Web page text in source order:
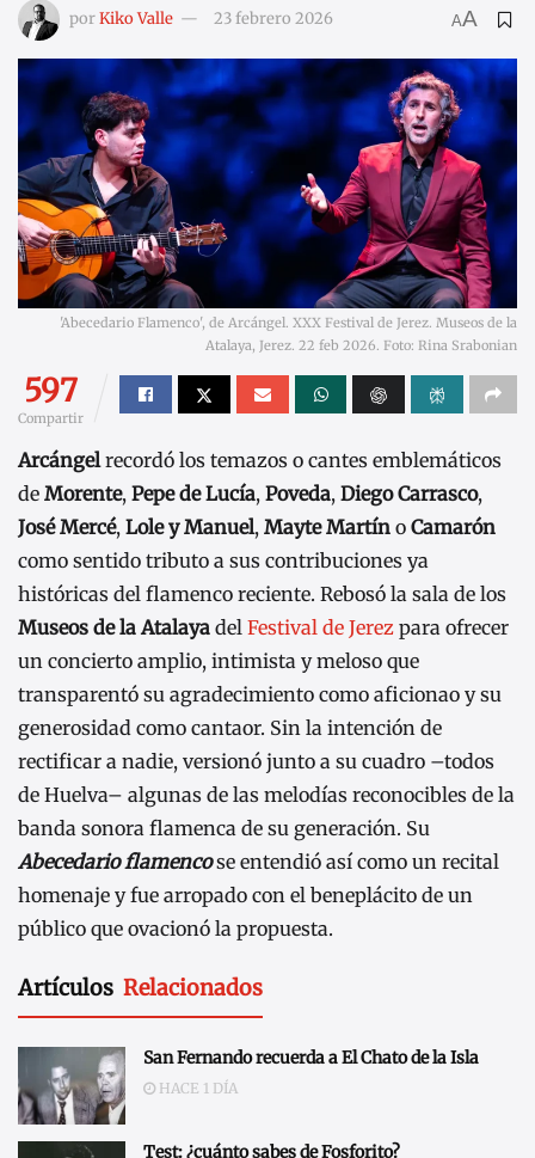
porKiko Valle 23 febrero 2026 AA
'Abecedario Flamenco', de Arcángel. XXX Festival de Jerez. Museos de la
Atalaya, Jerez. 22 feb 2026. Foto: Rina Srabonian
597
Compartir
Arcángelrecordó los temazos o cantes emblemáticos
de Morente, Pepe de Lucía, Poveda, Diego Carrasco,
José Mercé, Lole y Manuel, Mayte Martín o Camarón
como sentido tributo a sus contribuciones ya
históricas del flamenco reciente. Rebosó la sala de los
Museos de la Atalaya del Festival de Jerez para ofrecer
un concierto amplio, intimista y meloso que
transparentó su agradecimiento como aficionao y su
generosidad como cantaor. Sin la intención de
rectificar a nadie, versionó junto a su cuadro –todos
de Huelva– algunas de las melodías reconocibles de la
banda sonora flamenca de su generación. Su
Abecedario flamencose entendió así como un recital
homenaje y fue arropado con el beneplácito de un
público que ovacionó la propuesta.
Artículos Relacionados
San Fernando recuerda a El Chato de la Isla
HACE 1 DÍA
Test: ¿cuánto sabes de Fosforito?